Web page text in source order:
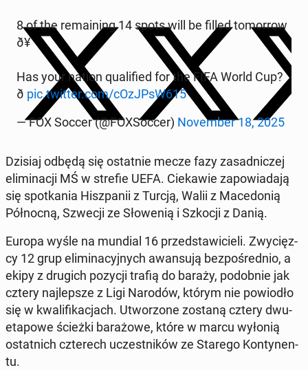
8 of the re­ma­ining 14 spots will be filled to­mor­row
ð¥
Has your nation qu­ali­fied for the FIFA World Cup?
ð pic.twitter.com/cOzJPsW615
— FOX Soccer (@FO­XSoc­cer) No­vem­ber 18, 2025
Dzisiaj odbędą się ostat­nie mecze fazy za­sad­ni­czej
eli­mi­na­cji MŚ w strefie UEFA. Cie­ka­wie za­po­wia­da­ją
się spo­tka­nia Hisz­pa­nii z Turcją, Walii z Ma­ce­do­nią
Pół­noc­ną, Szwecji ze Sło­we­nią i Szkocji z Danią.
Europa wyśle na mundial 16 przed­sta­wi­cie­li. Zwy­cięz­
cy 12 grup eli­mi­na­cyj­nych awan­su­ją bez­po­śred­nio, a
ekipy z drugich pozycji trafią do baraży, po­dob­nie jak
cztery naj­lep­sze z Ligi Narodów, którym nie po­wio­dło
się w kwa­li­fi­ka­cjach. Utwo­rzo­ne zostaną cztery dwu­
eta­po­we ścieżki ba­ra­żo­we, które w marcu wyłonią
ostat­nich czte­rech uczest­ni­ków ze Starego Kon­ty­nen­
tu.